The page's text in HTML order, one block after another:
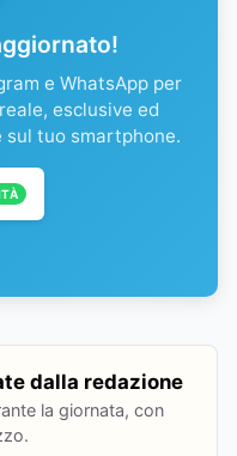
e WhatsApp per
esclusive ed
tuo smartphone.
dalla redazione
la giornata, con